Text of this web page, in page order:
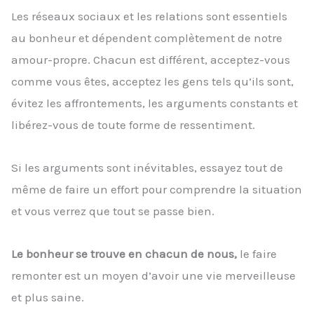
Les réseaux sociaux et les relations sont essentiels
au bonheur et dépendent complètement de notre
amour-propre. Chacun est différent, acceptez-vous
comme vous êtes, acceptez les gens tels qu’ils sont,
évitez les affrontements, les arguments constants et
libérez-vous de toute forme de ressentiment.
Si les arguments sont inévitables, essayez tout de
même de faire un effort pour comprendre la situation
et vous verrez que tout se passe bien.
Le bonheur se trouve en chacun de nous, le faire
remonter est un moyen d’avoir une vie merveilleuse
et plus saine.